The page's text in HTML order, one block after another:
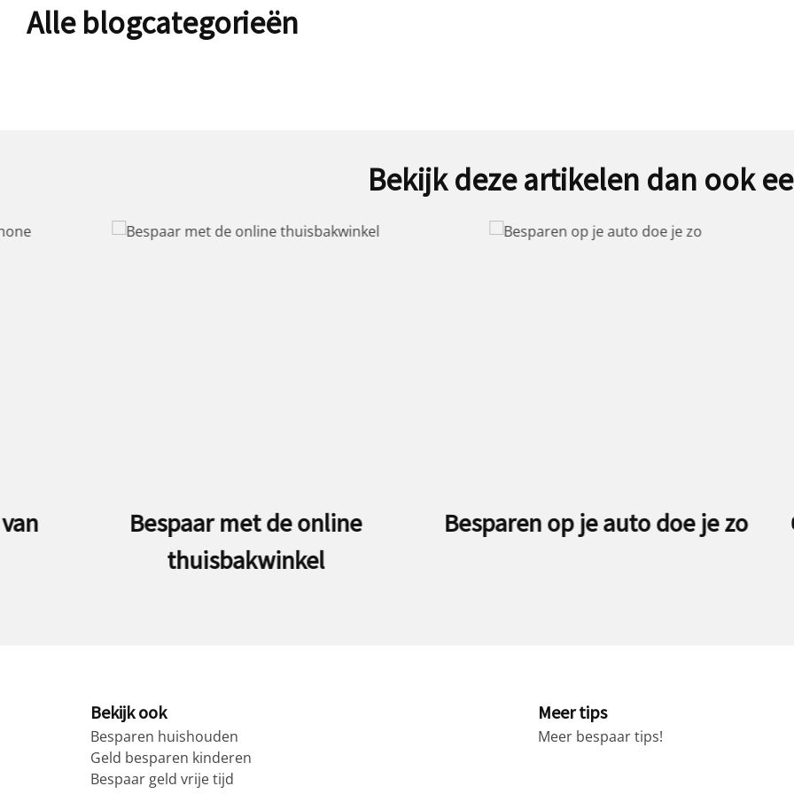
Alle blogcategorieën
Bekijk deze artikelen dan ook
Besparen op je auto doe je zo Geld besparen met wax wraps
Bekijk ook
Besparen huishouden
Geld besparen kinderen
Bespaar geld vrije tijd
Meer tips
Meer bespaar tips!